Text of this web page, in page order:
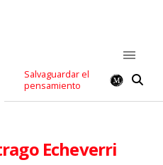
Salvaguardar el
pensamiento
Echeverri